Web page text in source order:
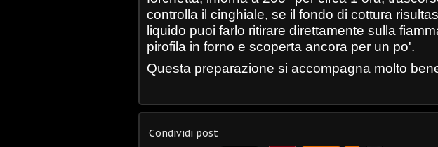
controlla il cinghiale, se il fondo di cottura
liquido puoi farlo ritirare direttamente sulla
pirofila in forno e scoperta ancora per un po'.
Questa preparazione si accompagna molto
Condividi post